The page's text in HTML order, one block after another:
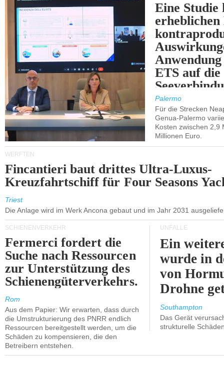
Eine Studie
ETS auf die
Palermo
Für die Strecken
Genua-Palermo
Kosten zwischen 2,9
Millionen Euro.
WERFTEN
Fincantieri baut drittes Ultra-Luxus-
Kreuzfahrtschiff für Four Seasons
Triest
Die Anlage wird im Werk Ancona gebaut und im Jahr 2031
SCHIENENVERKEHR
Fermerci fordert die
Suche nach Ressourcen
zur Unterstützung des
Schienengüterverkehrs.
Rom
Aus dem Papier: Wir erwarten, dass durch
die Umstrukturierung des PNRR endlich
Ressourcen bereitgestellt werden, um die
Schäden zu kompensieren, die den
Betreibern entstehen.
UNFÄLLE
Ein
wurde in
von
Drohne
Southampton
Das Gerät
strukturelle